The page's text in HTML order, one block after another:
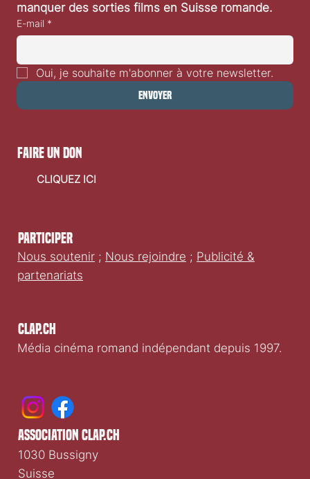
manquer des sorties films en Suisse romande.
E-mail *
Oui, je souhaite m'abonner à votre newsletter.
Envoyer
Clap.ch
Média cinéma romand indépendant depuis 1997.
Participer
Nous soutenir ; Nous rejoindre ; Publicité &
partenariats
faire un don
CLIQUEZ ICI
association clap.ch
1030 Bussigny
Suisse